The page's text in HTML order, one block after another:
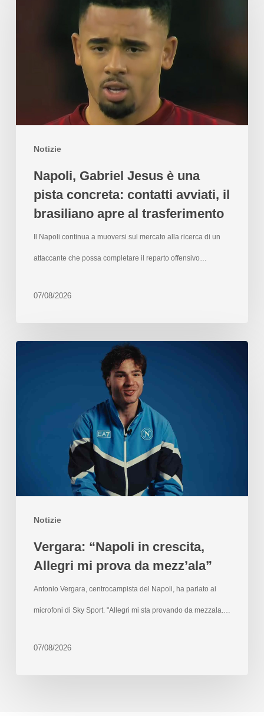
Notizie
Napoli, Gabriel Jesus è una
pista concreta: contatti avviati, il
brasiliano apre al trasferimento
Il Napoli continua a muoversi sul mercato alla ricerca di un
attaccante che possa completare il reparto offensivo…
07/08/2026
Notizie
Vergara: “Napoli in crescita,
Allegri mi prova da mezz’ala”
Antonio Vergara, centrocampista del Napoli, ha parlato ai
microfoni di Sky Sport. "Allegri mi sta provando da mezzala.…
07/08/2026